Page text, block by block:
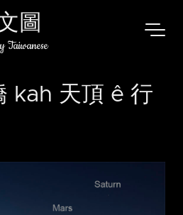
圖
Taiwanese
kah 天頂 ê 行